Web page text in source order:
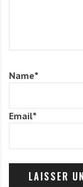
Name*
Email*